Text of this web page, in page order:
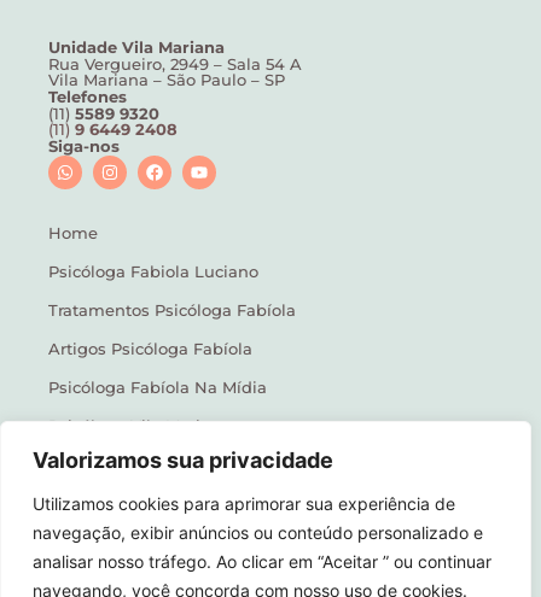
Valorizamos sua privacidade
Utilizamos cookies para aprimorar sua experiência de
navegação, exibir anúncios ou conteúdo personalizado e
analisar nosso tráfego. Ao clicar em “Aceitar ” ou continuar
navegando, você concorda com nosso uso de cookies.
Unidade Vila Mariana
Rua Vergueiro, 2949 – Sala 54 A
Vila Mariana – São Paulo – SP
Telefones
(11) 5589 9320
(11) 9 6449 2408
Siga-nos
Home
Psicóloga Fabiola Luciano
Tratamentos Psicóloga Fabíola
Artigos Psicóloga Fabíola
Psicóloga Fabíola Na Mídia
Psicóloga Vila Mariana
Contato
Política de Privacidade